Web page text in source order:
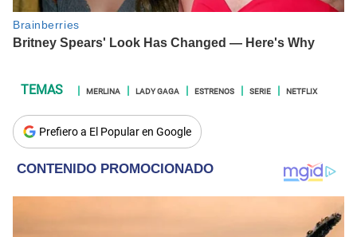
MERLINA LADY GAGA ESTRENOS SERIE NETFLIX
Prefiero a El Popular en Google